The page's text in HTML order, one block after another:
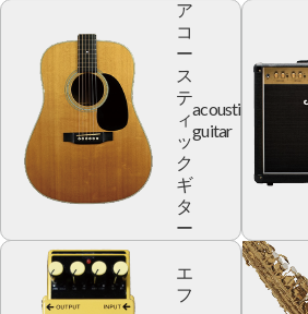
ア
コ
ー
ス
テ
ィ
ッ
ク
ギ
タ
ー
acoustic
guitar
エ
フ